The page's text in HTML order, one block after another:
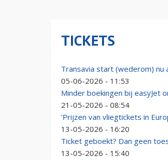
TICKETS
Transavia start (wederom)
05-06-2026 - 11:53
Minder boekingen bij easyJet
21-05-2026 - 08:54
'Prijzen van vliegtickets in
13-05-2026 - 16:20
Ticket geboekt? Dan geen
13-05-2026 - 15:40